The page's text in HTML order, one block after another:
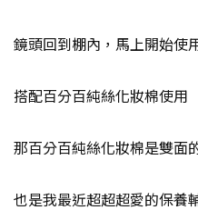
鏡頭回到棚內，馬上開始使
搭配百分百純絲化妝棉使用
那百分百純絲化妝棉是雙面
也是我最近超超超愛的保養